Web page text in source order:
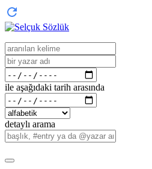
ile aşağıdaki tarih arasında
detaylı arama